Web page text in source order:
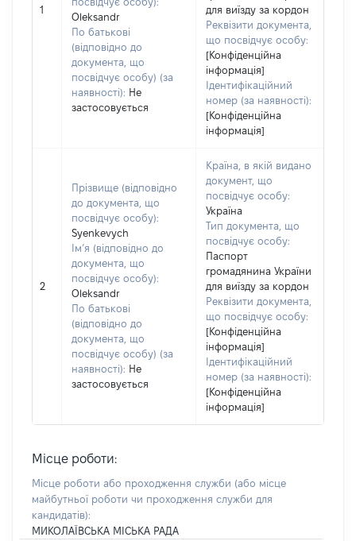
1
Oleksandr
По батькові
(відповідно до
документа, що
посвідчує особу) (за
наявності): Не
застосовується
для виїзду за кордон
Реквізити документа,
що посвідчує особу:
[Конфіденційна
інформація]
Ідентифікаційний
номер (за наявності):
[Конфіденційна
інформація]
2
Прізвище (відповідно
до документа, що
посвідчує особу):
Syenkevych
Ім’я (відповідно до
документа, що
посвідчує особу):
Oleksandr
По батькові
(відповідно до
документа, що
посвідчує особу) (за
наявності): Не
застосовується
Країна, в якій видано
документ, що
посвідчує особу:
Україна
Тип документа, що
посвідчує особу:
Паспорт
громадянина України
для виїзду за кордон
Реквізити документа,
що посвідчує особу:
[Конфіденційна
інформація]
Ідентифікаційний
номер (за наявності):
[Конфіденційна
інформація]
Місце роботи:
Місце роботи або проходження служби (або місце
майбутньої роботи чи проходження служби для
кандидатів):
МИКОЛАЇВСЬКА МІСЬКА РАДА